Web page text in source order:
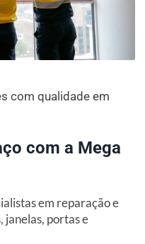
com qualidade em
com a Mega
em reparação e
janelas, portas e